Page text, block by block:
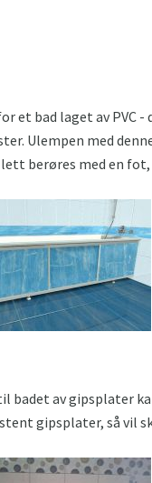
et bad laget av PVC
Ulempen med
lett berøres med en
badet av gipsplater
gipsplater, så vil